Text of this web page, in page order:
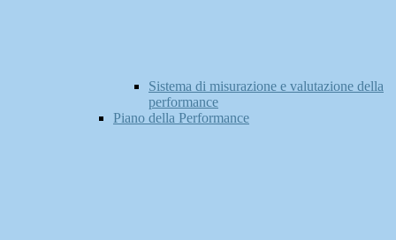
Sistema di misurazione e valutazione della
performance
Piano della Performance